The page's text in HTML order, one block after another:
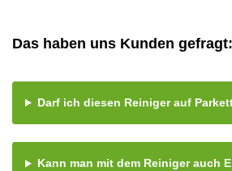
Das haben uns Kunden gefragt:
Darf ich diesen Reiniger auf
Kann man mit dem Reiniger auch